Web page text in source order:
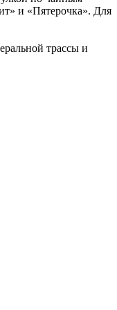
и «Пятерочка». Для
трассы и